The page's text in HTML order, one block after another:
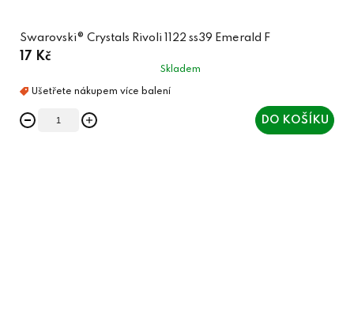
Swarovski® Crystals Rivoli 1122 ss39 Emerald F
17 Kč
Skladem
DO KOŠÍKU